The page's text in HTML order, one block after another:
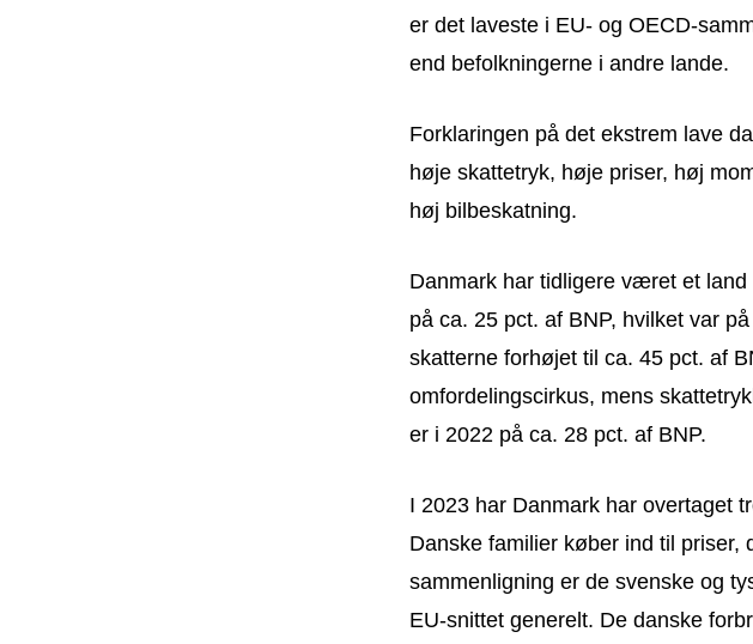
er det laveste i EU- og OECD-
end befolkningerne i andre lande.
Forklaringen på det ekstrem lave
høje skattetryk, høje priser, høj
høj bilbeskatning.
Danmark har tidligere været et
på ca. 25 pct. af BNP, hvilket var
skatterne forhøjet til ca. 45 pct. af
omfordelingscirkus, mens
er i 2022 på ca. 28 pct. af BNP.
I 2023 har Danmark har overtaget
Danske familier køber ind til priser,
sammenligning er de svenske og
EU-snittet generelt. De danske